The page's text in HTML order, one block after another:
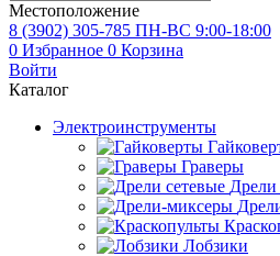
Местоположение
8 (3902) 305-785 ПН-ВС 9:00-18:00
0 Избранное 0 Корзина
Войти
Каталог
Электроинструменты
Граверы
Дрели
Лобзики